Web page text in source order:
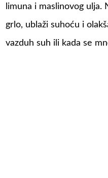
limuna i maslinovog ulja.
grlo, ublaži suhoću i
vazduh suh ili kada se